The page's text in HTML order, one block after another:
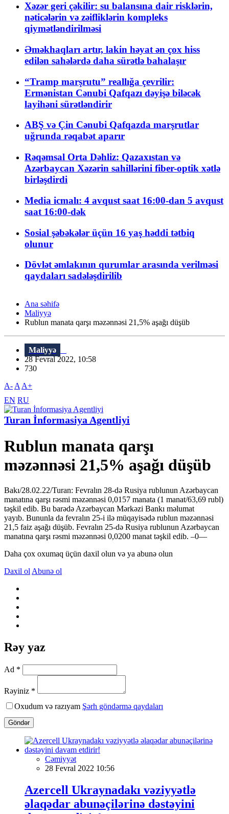
Xəzər geri çəkilir: su balansına dair risklərin,
nəticələrin və zəifliklərin kompleks
qiymətləndirilməsi
Əməkhaqları artır, lakin həyat ən çox hiss
edilən sahələrdə daha sürətlə bahalaşır
“Tramp marşrutu” reallığa çevrilir:
Ermənistan Cənubi Qafqazı dəyişə biləcək
layihəni sürətləndirir
ABŞ və Çin Cənubi Qafqazda marşrutlar
uğrunda rəqabət aparır
Rəqəmsal Orta Dəhliz: Qazaxıstan və
Azərbaycan Xəzərin sahillərini fiber-optik xətlə
birləşdirdi
Media icmalı: 4 avqust saat 16:00-dan 5 avqust
saat 16:00-dək
Sosial şəbəkələr üçün 16 yaş həddi tətbiq
olunur
Dövlət əmlakının qurumlar arasında verilməsi
qaydaları sadələşdirilib
Ana səhifə
Maliyyə
Rublun manata qarşı məzənnəsi 21,5% aşağı düşüb
Maliyyə
28 Fevral 2022, 10:58
730
A- A A+
EN RU
Turan İnformasiya Agentliyi
Rublun manata qarşı
məzənnəsi 21,5% aşağı düşüb
Bakı/28.02.22/Turan: Fevralın 28-də Rusiya rublunun Azərbaycan
manatına qarşı rəsmi məzənnəsi 0,0157 manata (1 manat/63,69 rubl)
təşkil edib. Bu barədə Azərbaycan Mərkəzi Bankı məlumat
yayıb. Bununla da fevralın 25-i ilə müqayisədə rublun məzənnəsi
21,5 faiz aşağı düşüb. Fevralın 25-də Rusiya rublunun Azərbaycan
manatına qarşı rəsmi məzənnəsi 0,0200 manat təşkil edib. –0—
Daha çox oxumaq üçün daxil olun və ya abunə olun
Daxil ol Abunə ol
Rəy yaz
Ad *
Rəyiniz *
Oxudum və razıyam Şərh göndərmə qaydaları
Göndər
Cəmiyyət
28 Fevral 2022 10:56
Azercell Ukraynadakı vəziyyətlə
əlaqədar abunəçilərinə dəstəyini